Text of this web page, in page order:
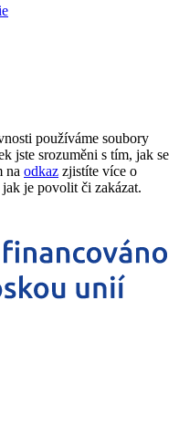
používáme soubory
jste srozuměni s tím, jak se
na odkaz zjistíte více o
je povolit či zakázat.